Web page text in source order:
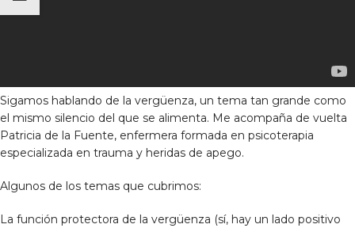
Sigamos hablando de la vergüenza, un tema tan grande como
el mismo silencio del que se alimenta. Me acompaña de vuelta
Patricia de la Fuente, enfermera formada en psicoterapia
especializada en trauma y heridas de apego.
Algunos de los temas que cubrimos:
La función protectora de la vergüenza (sí, hay un lado positivo